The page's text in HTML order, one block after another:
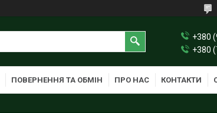
+380
+380
ПОВЕРНЕННЯ ТА ОБМІН ПРО НАС КОНТАКТИ